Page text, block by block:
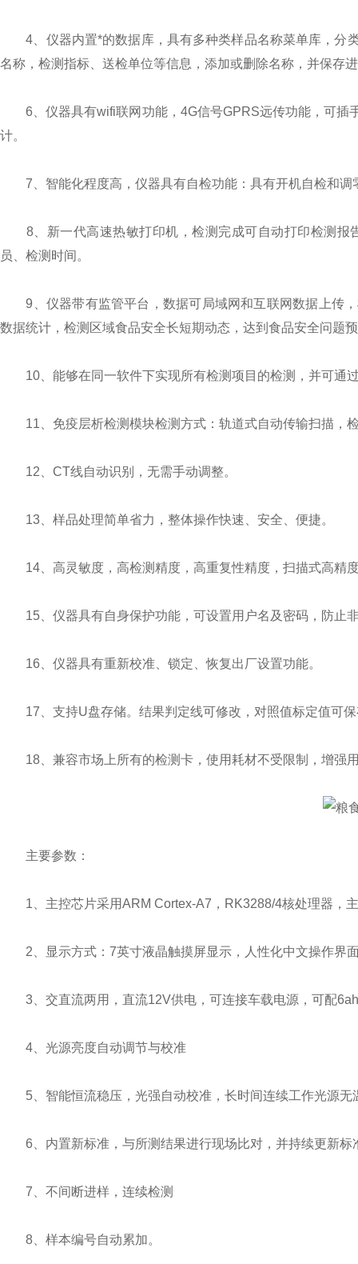
4、仪器内置*的数据库，具有多种类样品名称菜单库，分
名称，检测指标、送检单位等信息，添加或删除名称，并保存
6、仪器具有wifi联网功能，4G信号GPRS远传功能，可插
计。
7、智能化程度高，仪器具有自检功能：具有开机自检和调
8、新一代高速热敏打印机，检测完成可自动打印检测报
员、检测时间。
9、仪器带有监管平台，数据可局域网和互联网数据上传，
数据统计，检测区域食品安全长短期动态，达到食品安全问题
10、能够在同一软件下实现所有检测项目的检测，并可通
11、免疫层析检测模块检测方式：轨道式自动传输扫描，
12、CT线自动识别，无需手动调整。
13、样品处理简单省力，整体操作快速、安全、便捷。
14、高灵敏度，高检测精度，高重复性精度，扫描式高精
15、仪器具有自身保护功能，可设置用户名及密码，防止
16、仪器具有重新校准、锁定、恢复出厂设置功能。
17、支持U盘存储。结果判定线可修改，对照值标定值可保
18、兼容市场上所有的检测卡，使用耗材不受限制，增强
主要参数：
1、主控芯片采用ARM Cortex-A7，RK3288/4核处理器，
2、显示方式：7英寸液晶触摸屏显示，人性化中文操作界
3、交直流两用，直流12V供电，可连接车载电源，可配
4、光源亮度自动调节与校准
5、智能恒流稳压，光强自动校准，长时间连续工作光源无
6、内置新标准，与所测结果进行现场比对，并持续更新标
7、不间断进样，连续检测
8、样本编号自动累加。